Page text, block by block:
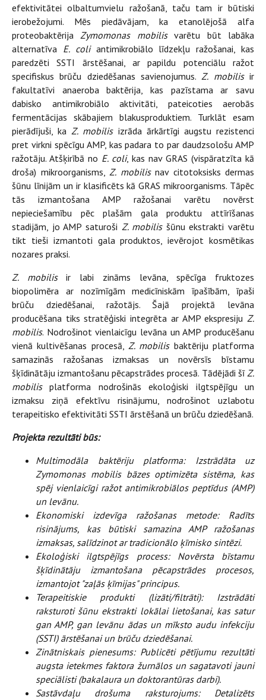
efektivitātei olbaltumvielu ražošanā, taču tam ir būtiski
ierobežojumi. Mēs piedāvājam, ka etanolējošā alfa
proteobaktērijaZymomonas mobilisvarētu būt labāka
alternatīva E. coliantimikrobiālo līdzekļu ražošanai, kas
paredzēti SSTI ārstēšanai, ar papildu potenciālu ražot
specifiskus brūču dziedēšanas savienojumus.Z. mobilisir
fakultatīvi anaeroba baktērija, kas pazīstama ar savu
dabisko antimikrobiālo aktivitāti, pateicoties aerobās
fermentācijas skābajiem blakusproduktiem. Turklāt esam
pierādījuši, kaZ. mobilis izrāda ārkārtīgi augstu rezistenci
pret virkni spēcīgu AMP, kas padara to par daudzsološu AMP
ražotāju. Atšķirībā no E. coli, kas nav GRAS (vispāratzīta kā
droša) mikroorganisms, Z. mobilisnav citotoksisks dermas
šūnu līnijām un ir klasificēts kā GRAS mikroorganisms. Tāpēc
tās izmantošana AMP ražošanai varētu novērst
nepieciešamību pēc plašām gala produktu attīrīšanas
stadijām, jo AMP saturoši Z. mobilisšūnu ekstrakti varētu
tikt tieši izmantoti gala produktos, ievērojot kosmētikas
nozares praksi.
Z. mobilisir labi zināms levāna, spēcīga fruktozes
biopolimēra ar nozīmīgām medicīniskām īpašībām, īpaši
brūču dziedēšanai, ražotājs. Šajā projektā levāna
producēšana tiks stratēģiski integrēta ar AMP ekspresiju Z.
mobilis. Nodrošinot vienlaicīgu levāna un AMP producēšanu
vienā kultivēšanas procesā, Z. mobilisbaktēriju platforma
samazinās ražošanas izmaksas un novērsīs bīstamu
šķīdinātāju izmantošanu pēcapstrādes procesā. Tādējādi šīZ.
mobilisplatforma nodrošinās ekoloģiski ilgtspējīgu un
izmaksu ziņā efektīvu risinājumu, nodrošinot uzlabotu
terapeitisko efektivitāti SSTI ārstēšanā un brūču dziedēšanā.
Projekta rezultāti būs:
Multimodāla baktēriju platforma: Izstrādāta uz
Zymomonas mobilis bāzes optimizēta sistēma, kas
spēj vienlaicīgi ražot antimikrobiālos peptīdus (AMP)
un levānu.
Ekonomiski izdevīga ražošanas metode: Radīts
risinājums, kas būtiski samazina AMP ražošanas
izmaksas, salīdzinot ar tradicionālo ķīmisko sintēzi.
Ekoloģiski ilgtspējīgs process: Novērsta bīstamu
šķīdinātāju izmantošana pēcapstrādes procesos,
izmantojot "zaļās ķīmijas" principus.
Terapeitiskie produkti (lizāti/filtrāti): Izstrādāti
raksturoti šūnu ekstrakti lokālai lietošanai, kas satur
gan AMP, gan levānu ādas un mīksto audu infekciju
(SSTI) ārstēšanai un brūču dziedēšanai.
Zinātniskais pienesums: Publicēti pētījumu rezultāti
augsta ietekmes faktora žurnālos un sagatavoti jauni
speciālisti (bakalaura un doktorantūras darbi).
Sastāvdaļu drošuma raksturojums: Detalizēts